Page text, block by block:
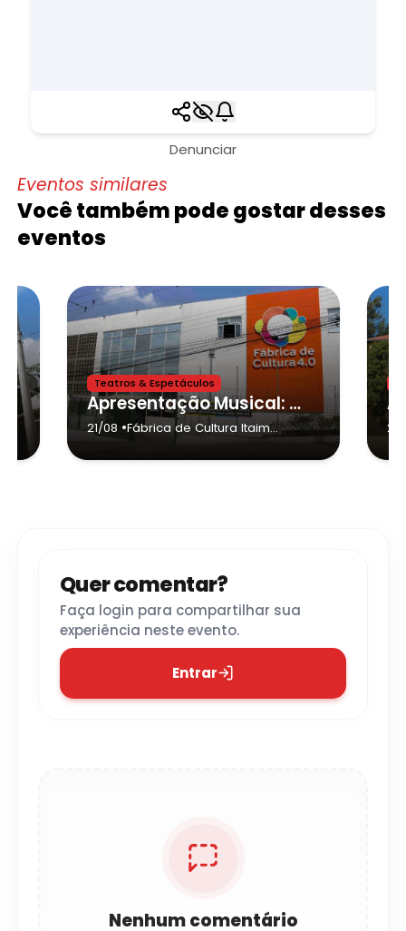
Denunciar
Eventos similares
Você também pode gostar desses
eventos
Teatros & Espetáculos
Apresentação Musical: Monarckas
21/08 •Fábrica de Cultura Itaim
Quer comentar?
Faça login para compartilhar sua
experiência neste evento.
Entrar
Nenhum comentário